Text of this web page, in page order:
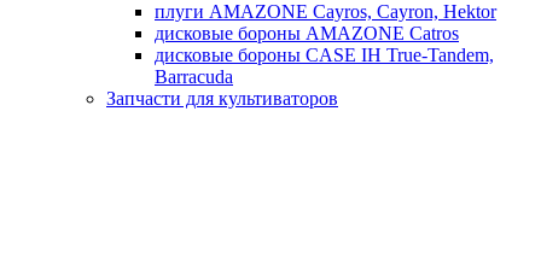
плуги AMAZONE Cayros, Cayron, Hektor
дисковые бороны AMAZONE Catros
дисковые бороны CASE IH True-Tandem,
Barracuda
Запчасти для культиваторов